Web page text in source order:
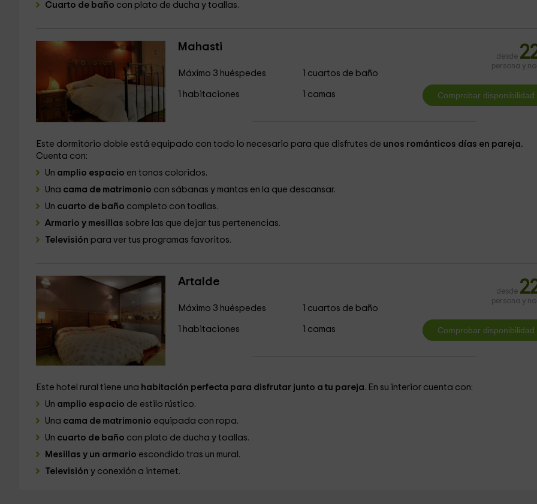
Cuarto de baño con plato de ducha y toallas.
Mahasti
Máximo 3 huéspedes
1 habitaciones
1 cuartos de baño
1 camas
desde
persona y
Este dormitorio doble está equipado con todo lo necesario para que disfrutes de unos románticos días en pareja.
Cuenta con:
Un amplio espacio en tonos coloridos.
Una cama de matrimonio con sábanas y mantas en la que descansar.
Un cuarto de baño completo con toallas.
Armario y mesillas sobre las que dejar tus pertenencias.
Televisión para ver tus programas favoritos.
Artalde
Máximo 3 huéspedes
1 habitaciones
1 cuartos de baño
1 camas
desde
persona y
Este hotel rural tiene una habitación perfecta para disfrutar junto a tu pareja. En su interior cuenta con:
Un amplio espacio de estilo rústico.
Una cama de matrimonio equipada con ropa.
Un cuarto de baño con plato de ducha y toallas.
Mesillas y un armario escondido tras un mural.
Televisión y conexión a internet.